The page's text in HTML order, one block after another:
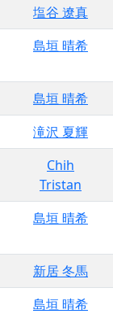
塩谷 遼真
島垣 晴希
島垣 晴希
滝沢 夏輝
Chih
Tristan
島垣 晴希
新居 冬馬
島垣 晴希